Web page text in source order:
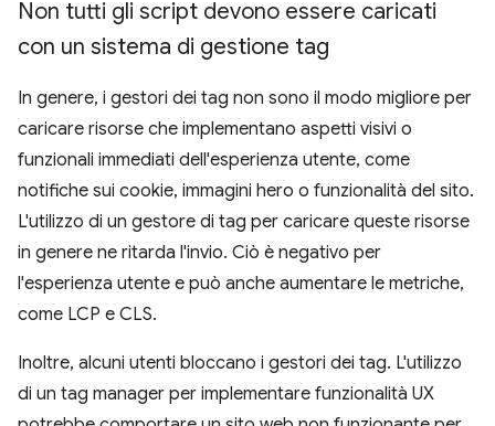
Non tutti gli script devono essere caricati
con un sistema di gestione tag
In genere, i gestori dei tag non sono il modo migliore per
caricare risorse che implementano aspetti visivi o
funzionali immediati dell'esperienza utente, come
notifiche sui cookie, immagini hero o funzionalità del sito.
L'utilizzo di un gestore di tag per caricare queste risorse
in genere ne ritarda l'invio. Ciò è negativo per
l'esperienza utente e può anche aumentare le metriche,
come LCP e CLS.
Inoltre, alcuni utenti bloccano i gestori dei tag. L'utilizzo
di un tag manager per implementare funzionalità UX